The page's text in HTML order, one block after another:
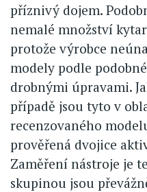
příznivý dojem.
nemalé množství
protože výrobce
modely podle
drobnými úpravami.
případě jsou tyto v
recenzovaného
prověřená dvojice
Zaměření nástroje je
skupinou jsou